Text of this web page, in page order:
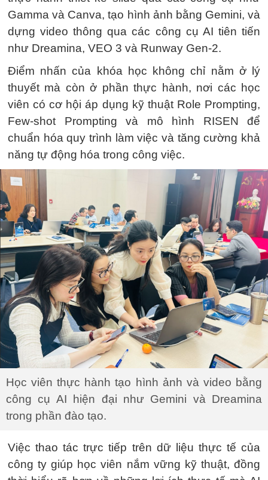
Gamma và Canva, tạo hình ảnh bằng Gemini, và
dựng video thông qua các công cụ AI tiên tiến
như Dreamina, VEO 3 và Runway Gen-2.
Điểm nhấn của khóa học không chỉ nằm ở lý
thuyết mà còn ở phần thực hành, nơi các học
viên có cơ hội áp dụng kỹ thuật Role Prompting,
Few-shot Prompting và mô hình RISEN để
chuẩn hóa quy trình làm việc và tăng cường khả
năng tự động hóa trong công việc.
Học viên thực hành tạo hình ảnh và video bằng
công cụ AI hiện đại như Gemini và Dreamina
trong phần đào tạo.
Việc thao tác trực tiếp trên dữ liệu thực tế của
công ty giúp học viên nắm vững kỹ thuật, đồng